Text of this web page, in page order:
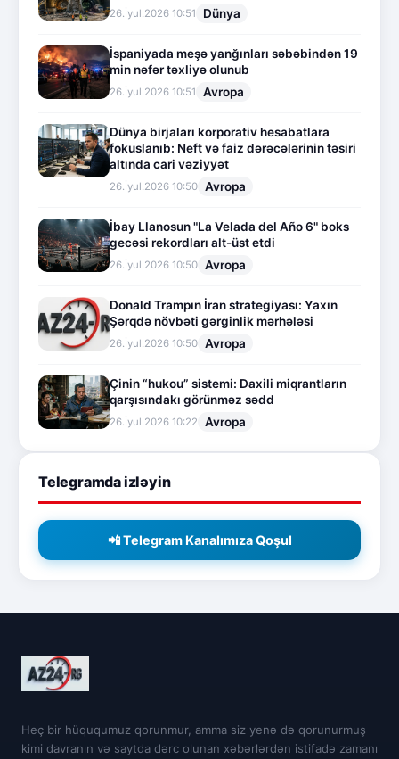
26.İyul.2026 10:51 Dünya
İspaniyada meşə yanğınları səbəbindən 19
min nəfər təxliyə olunub
26.İyul.2026 10:51 Avropa
Dünya birjaları korporativ hesabatlara
fokuslanıb: Neft və faiz dərəcələrinin təsiri
altında cari vəziyyət
26.İyul.2026 10:50 Avropa
İbay Llanosun "La Velada del Año 6" boks
gecəsi rekordları alt-üst etdi
26.İyul.2026 10:50 Avropa
Donald Trampın İran strategiyası: Yaxın
Şərqdə növbəti gərginlik mərhələsi
26.İyul.2026 10:50 Avropa
Çinin “hukou” sistemi: Daxili miqrantların
qarşısındakı görünməz sədd
26.İyul.2026 10:22 Avropa
Telegramda izləyin
📲 Telegram Kanalımıza Qoşul
Heç bir hüququmuz qorunmur, amma siz yenə də qorunurmuş
kimi davranın və saytda dərc olunan xəbərlərdən istifadə zamanı